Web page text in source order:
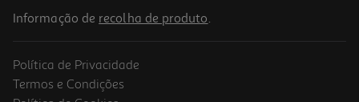
Informação de recolha de produto.
Política de Privacidade
Termos e Condições